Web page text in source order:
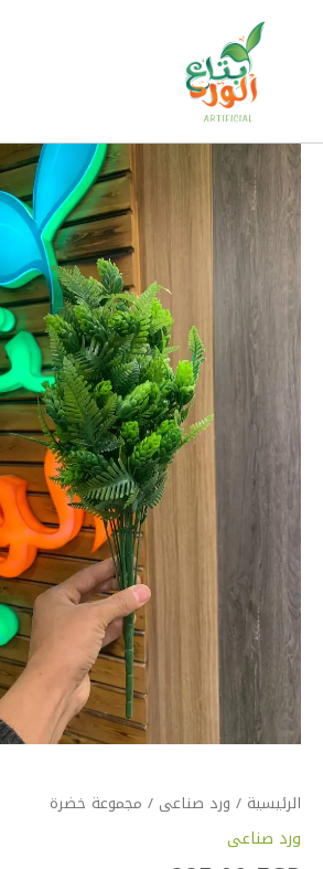
الرئيسية / ورد صناعى / مجموعة خضرة
ورد صناعى
كمية
مجموعة
خضرة